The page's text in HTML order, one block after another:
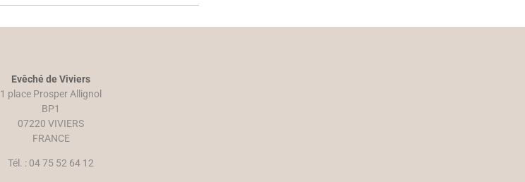
Evêché de Viviers
1 place Prosper Allignol
BP1
07220 VIVIERS
FRANCE
Tél. : 04 75 52 64 12